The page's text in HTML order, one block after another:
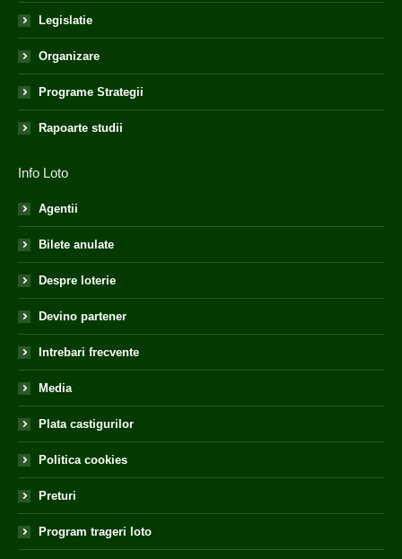
Legislatie
Organizare
Programe Strategii
Rapoarte studii
Info Loto
Agentii
Bilete anulate
Despre loterie
Devino partener
Intrebari frecvente
Media
Plata castigurilor
Politica cookies
Preturi
Program trageri loto